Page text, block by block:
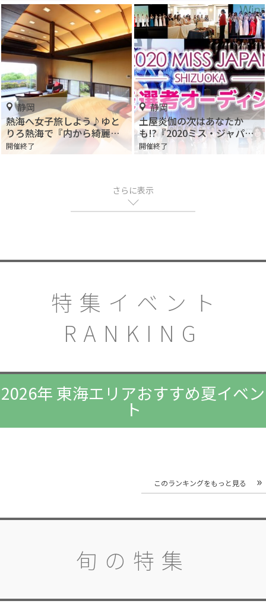
静岡
熱海へ女子旅しよう♪ゆと
りろ熱海で『内から綺麗に
なるご褒美旅』が販売
開催終了
静岡
土屋炎伽の次はあなたか
も!?『2020ミス・ジャパ
ン』静岡大会の出場者を募
開催終了
さらに表示
特集イベント
RANKING
2026年 東海エリアおすすめ夏イベン
ト
このランキングをもっと見る
旬の特集